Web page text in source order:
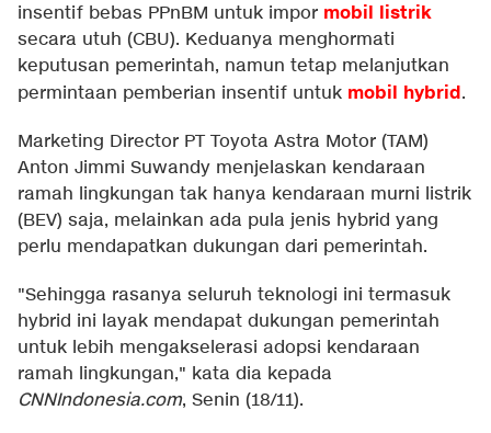
insentif bebas PPnBM untuk impor mobil listrik
secara utuh (CBU). Keduanya menghormati
keputusan pemerintah, namun tetap melanjutkan
permintaan pemberian insentif untuk mobil hybrid.
Marketing Director PT Toyota Astra Motor (TAM)
Anton Jimmi Suwandy menjelaskan kendaraan
ramah lingkungan tak hanya kendaraan murni listrik
(BEV) saja, melainkan ada pula jenis hybrid yang
perlu mendapatkan dukungan dari pemerintah.
"Sehingga rasanya seluruh teknologi ini termasuk
hybrid ini layak mendapat dukungan pemerintah
untuk lebih mengakselerasi adopsi kendaraan
ramah lingkungan," kata dia kepada
CNNIndonesia.com, Senin (18/11).